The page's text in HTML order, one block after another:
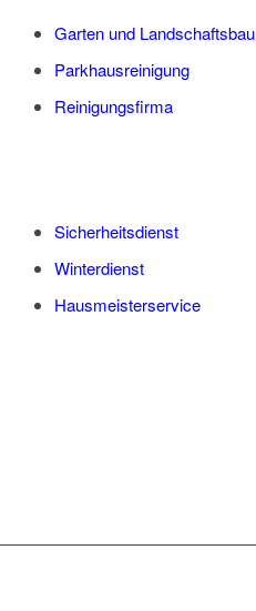
Garten und Landschaftsbau
Parkhausreinigung
Reinigungsfirma
Sicherheitsdienst
Winterdienst
Hausmeisterservice